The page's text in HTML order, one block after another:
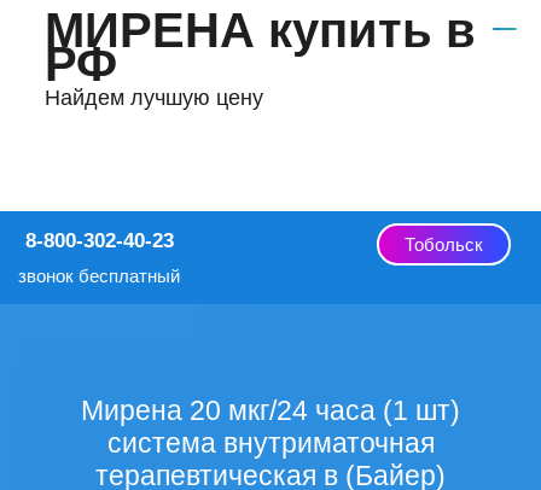
МИРЕНА купить в
РФ
Найдем лучшую цену
8-800-302-40-23
звонок бесплатный
Тобольск
Мирена 20 мкг/24 часа (1 шт)
система внутриматочная
терапевтическая в (Байер)